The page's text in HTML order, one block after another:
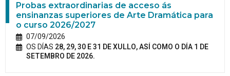
Probas extraordinarias de acceso ás
ensinanzas superiores de Arte Dramática para
o curso 2026/2027
07/09/2026
OS DÍAS 28, 29, 30 E 31 DE XULLO, ASÍ COMO O DÍA 1 DE
SETEMBRO DE 2026.